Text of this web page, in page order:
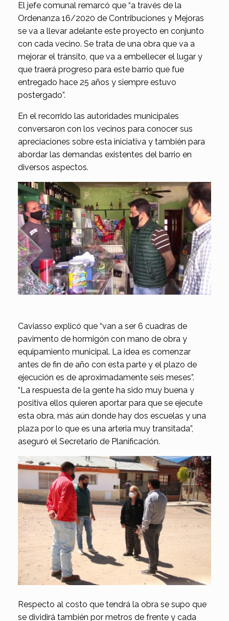
El jefe comunal remarcó que “a través de la
Ordenanza 16/2020 de Contribuciones y Mejoras
se va a llevar adelante este proyecto en conjunto
con cada vecino. Se trata de una obra que va a
mejorar el tránsito, que va a embellecer el lugar y
que traerá progreso para este barrio que fue
entregado hace 25 años y siempre estuvo
postergado”.
En el recorrido las autoridades municipales
conversaron con los vecinos para conocer sus
apreciaciones sobre esta iniciativa y también para
abordar las demandas existentes del barrio en
diversos aspectos.
Caviasso explicó que “van a ser 6 cuadras de
pavimento de hormigón con mano de obra y
equipamiento municipal. La idea es comenzar
antes de fin de año con esta parte y el plazo de
ejecución es de aproximadamente seis meses”.
“La respuesta de la gente ha sido muy buena y
positiva ellos quieren aportar para que se ejecute
esta obra, más aún donde hay dos escuelas y una
plaza por lo que es una arteria muy transitada”,
aseguró el Secretario de Planificación.
Respecto al costo que tendrá la obra se supo que
se dividirá también por metros de frente y cada